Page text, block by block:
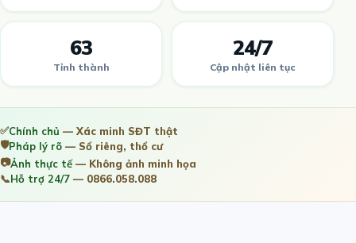
63
Tỉnh thành
24/7
Cập nhật liên tục
✅Chính chủ — Xác minh SĐT thật
🛡️Pháp lý rõ — Sổ riêng, thổ cư
📷Ảnh thực tế— Không ảnh minh họa
📞Hỗ trợ 24/7 — 0866.058.088